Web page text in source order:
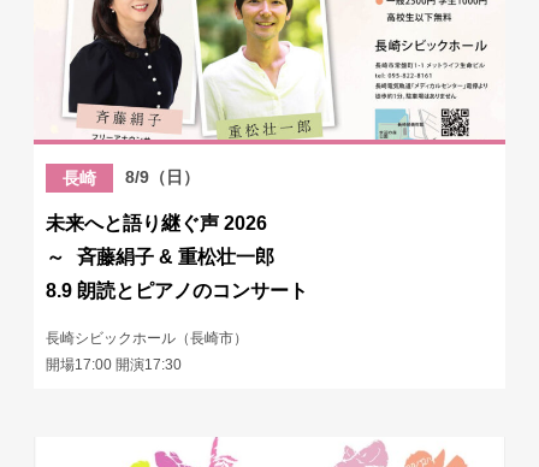
長崎 8/9（日）
未来へと語り継ぐ声 2026
～ 斉藤絹子 & 重松壮一郎
8.9 朗読とピアノのコンサート
長崎シビックホール（長崎市）
開場17:00 開演17:30